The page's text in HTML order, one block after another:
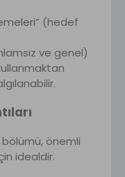
(hedef
ve genel)
önemli
idealdir.